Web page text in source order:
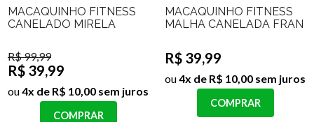
MACAQUINHO FITNESS
CANELADO MIRELA
R$ 99,99
R$ 39,99
ou4x de R$ 10,00 sem juros
COMPRAR
MACAQUINHO FITNESS
MALHA CANELADA FRAN
R$ 39,99
ou4x de R$ 10,00 sem juros
COMPRAR